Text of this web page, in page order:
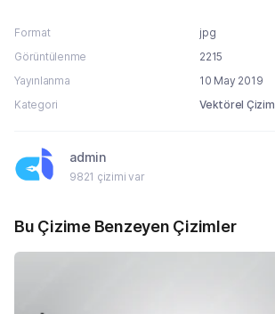
Format
jpg
Görüntülenme
2215
Yayınlanma
10 May 2019
Kategori
Vektörel Çizim
admin
9821 çizimi var
Bu Çizime Benzeyen Çizimler